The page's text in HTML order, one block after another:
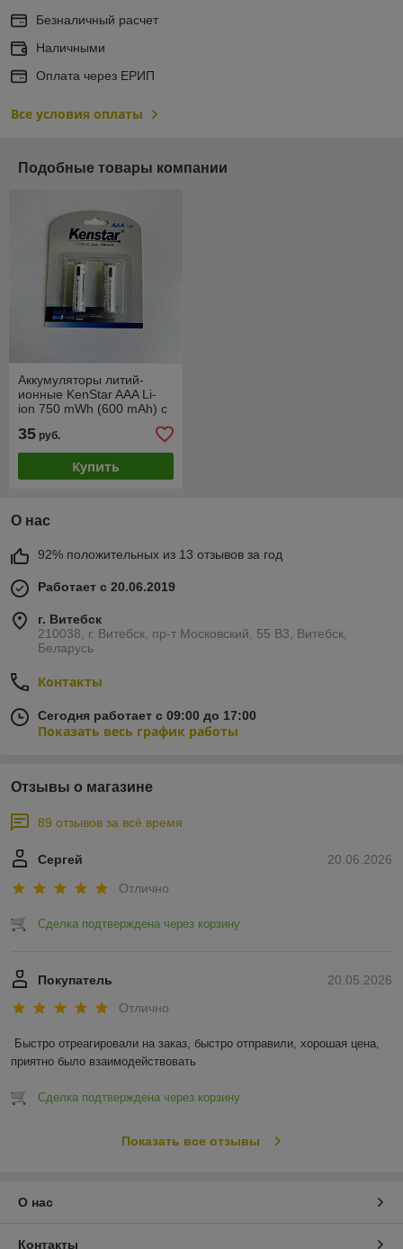
Безналичный расчет
Наличными
Оплата через ЕРИП
Все условия оплаты
Подобные товары компании
Аккумуляторы литий-
ионные KenStar AAA Li-
ion 750 mWh (600 mAh) с
разъемом зарядки Type-
C BL-2 (блистер 2шт.)
35 руб.
Купить
О нас
92% положительных из 13 отзывов за год
Работает с 20.06.2019
г. Витебск
210038, г. Витебск, пр-т Московский, 55 B3, Витебск,
Беларусь
Контакты
Сегодня работает с 09:00 до 17:00
Показать весь график работы
Отзывы о магазине
89 отзывов за всё время
20.06.2026
Сергей
Отлично
Сделка подтверждена через корзину
20.05.2026
Покупатель
Отлично
Быстро отреагировали на заказ, быстро отправили, хорошая цена,
приятно было взаимодействовать
Сделка подтверждена через корзину
Показать все отзывы
О нас
Контакты